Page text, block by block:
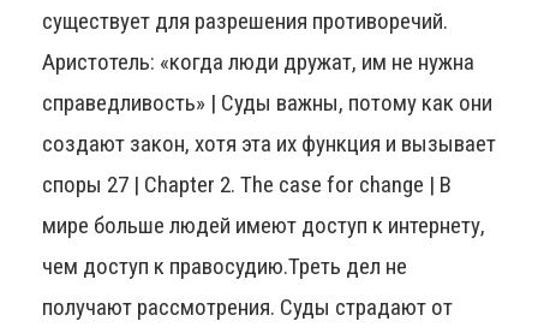
существует для разрешения противоречий.
Аристотель: «когда люди дружат, им не нужна
справедливость» | Суды важны, потому как они
создают закон, хотя эта их функция и вызывает
споры 27 | Chapter 2. The case for change | В
мире больше людей имеют доступ к интернету,
чем доступ к правосудию.Треть дел не
получают рассмотрения. Суды страдают от